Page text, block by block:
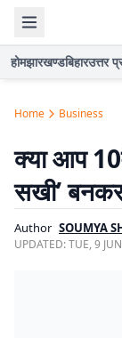
होमझारखण्डबिहारउत्तर
Home Business
क्या आप
सखी’
Author SOUMYA
UPDATED:TUE, 9